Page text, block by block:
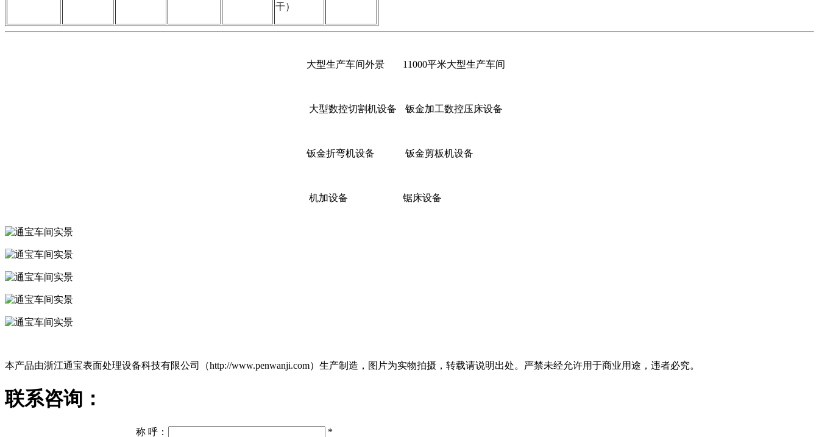
干）
大型生产车间外景 11000平米大型生产车间
大型数控切割机设备 钣金加工数控压床设备
钣金折弯机设备 钣金剪板机设备
机加设备 锯床设备
本产品由浙江通宝表面处理设备科技有限公司（http://www.penwanji.com）生产制造，图片为实物拍摄，转载请说明出处。严禁未经允许用于商业用途，违者必究。
联系咨询：
称 呼： *